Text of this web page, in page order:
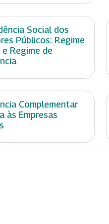
Social dos
Públicos: Regime
Regime de
Complementar
às Empresas